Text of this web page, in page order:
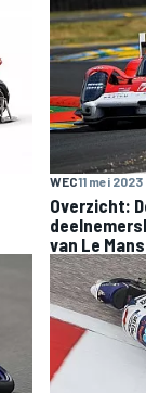
WEC11 mei 2023
Overzicht:
van Le